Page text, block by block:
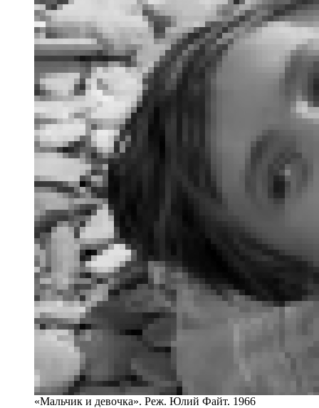
«Мальчик и девочка». Реж. Юлий Файт. 1966